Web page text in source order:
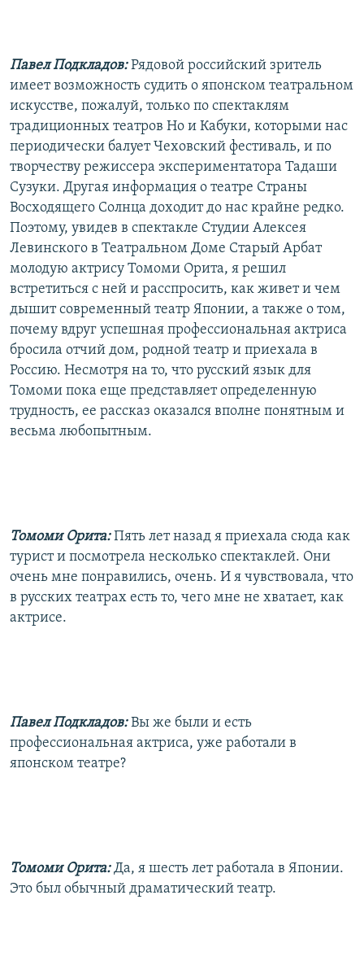
Павел Подкладов:Рядовой российский зритель
имеет возможность судить о японском театральном
искусстве, пожалуй, только по спектаклям
традиционных театров Но и Кабуки, которыми нас
периодически балует Чеховский фестиваль, и по
творчеству режиссера экспериментатора Тадаши
Сузуки. Другая информация о театре Страны
Восходящего Солнца доходит до нас крайне редко.
Поэтому, увидев в спектакле Студии Алексея
Левинского в Театральном Доме Старый Арбат
молодую актрису Томоми Орита, я решил
встретиться с ней и расспросить, как живет и чем
дышит современный театр Японии, а также о том,
почему вдруг успешная профессиональная актриса
бросила отчий дом, родной театр и приехала в
Россию. Несмотря на то, что русский язык для
Томоми пока еще представляет определенную
трудность, ее рассказ оказался вполне понятным и
весьма любопытным.
Томоми Орита:Пять лет назад я приехала сюда как
турист и посмотрела несколько спектаклей. Они
очень мне понравились, очень. И я чувствовала, что
в русских театрах есть то, чего мне не хватает, как
актрисе.
Павел Подкладов:Вы же были и есть
профессиональная актриса, уже работали в
японском театре?
Томоми Орита:Да, я шесть лет работала в Японии.
Это был обычный драматический театр.